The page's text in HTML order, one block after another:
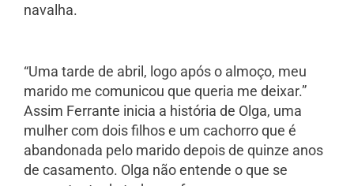
navalha.
“Uma tarde de abril, logo após o almoço, meu
marido me comunicou que queria me deixar.”
Assim Ferrante inicia a história de Olga, uma
mulher com dois filhos e um cachorro que é
abandonada pelo marido depois de quinze anos
de casamento. Olga não entende o que se